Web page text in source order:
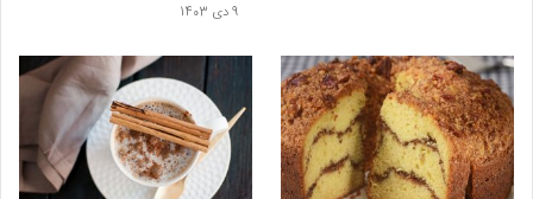
9 دی 1403